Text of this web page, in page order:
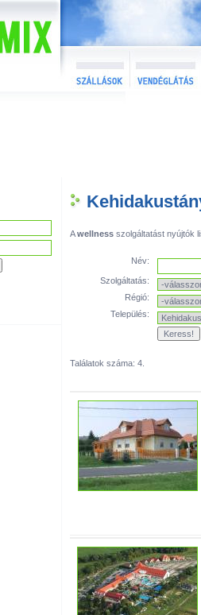
Awellness szolgáltatást nyújtók
Név:
Szolgáltatás:
Régió:
Település:
Találatok száma: 4.